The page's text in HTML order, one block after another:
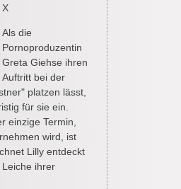
X
Als die
Pornoproduzentin
Greta Giehse ihren
Auftritt bei der
platzen lässt,
für sie ein.
einzige Termin,
wird, ist
Lilly entdeckt
ihrer